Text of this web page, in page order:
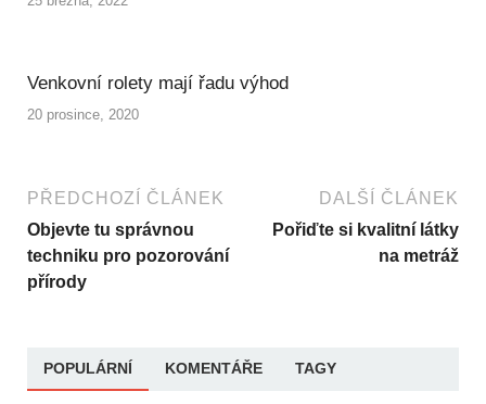
Venkovní rolety mají řadu výhod
20 prosince, 2020
PŘEDCHOZÍ ČLÁNEK
Objevte tu správnou
techniku pro pozorování
přírody
DALŠÍ ČLÁNEK
Pořiďte si kvalitní látky
na metráž
POPULÁRNÍ KOMENTÁŘE TAGY